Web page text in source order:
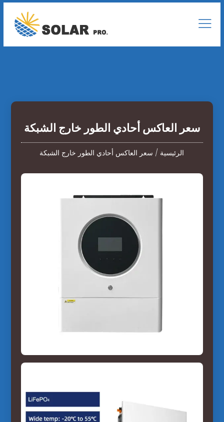
سعر العاكس أحادي الطور خارج الشبكة
الرئيسية / سعر العاكس أحادي الطور خارج الشبكة